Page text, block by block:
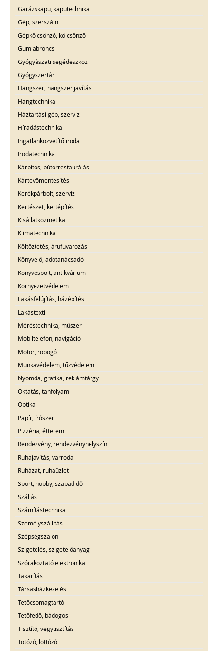
Garázskapu, kaputechnika
Gép, szerszám
Gépkölcsönző, kölcsönző
Gumiabroncs
Gyógyászati segédeszköz
Gyógyszertár
Hangszer, hangszer javítás
Hangtechnika
Háztartási gép, szerviz
Híradástechnika
Ingatlanközvetítő iroda
Irodatechnika
Kárpitos, bútorrestaurálás
Kártevőmentesítés
Kerékpárbolt, szerviz
Kertészet, kertépítés
Kisállatkozmetika
Klímatechnika
Költöztetés, árufuvarozás
Könyvelő, adótanácsadó
Könyvesbolt, antikvárium
Környezetvédelem
Lakásfelújítás, házépítés
Lakástextil
Méréstechnika, műszer
Mobiltelefon, navigáció
Motor, robogó
Munkavédelem, tűzvédelem
Nyomda, grafika, reklámtárgy
Oktatás, tanfolyam
Optika
Papír, írószer
Pizzéria, étterem
Rendezvény, rendezvényhelyszín
Ruhajavítás, varroda
Ruházat, ruhaüzlet
Sport, hobby, szabadidő
Szállás
Számítástechnika
Személyszállítás
Szépségszalon
Szigetelés, szigetelőanyag
Szórakoztató elektronika
Takarítás
Társasházkezelés
Tetőcsomagtartó
Tetőfedő, bádogos
Tisztító, vegytisztítás
Totózó, lottózó